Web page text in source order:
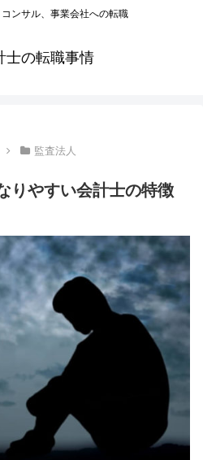
ンサル、事業会社への転職
士の転職事情
監査法人
りやすい会計士の特徴